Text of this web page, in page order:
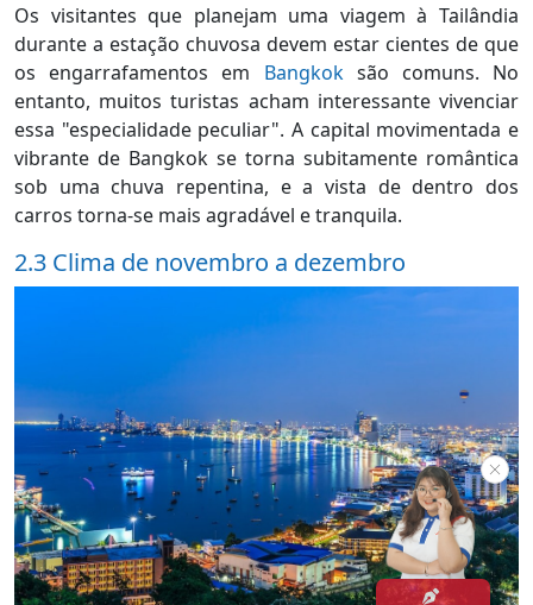
Os visitantes que planejam uma viagem à Tailândia
durante a estação chuvosa devem estar cientes de que
os engarrafamentos em Bangkoksão comuns. No
entanto, muitos turistas acham interessante vivenciar
essa "especialidade peculiar". A capital movimentada e
vibrante de Bangkok se torna subitamente romântica
sob uma chuva repentina, e a vista de dentro dos
carros torna-se mais agradável e tranquila.
2.3 Clima de novembro a dezembro